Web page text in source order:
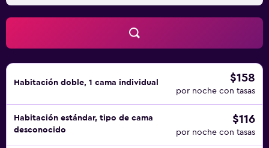
Habitación doble, 1 cama individual $158
por noche con tasas
Habitación estándar, tipo de cama
desconocido
$116
por noche con tasas